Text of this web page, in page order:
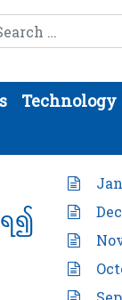
Technology
၍